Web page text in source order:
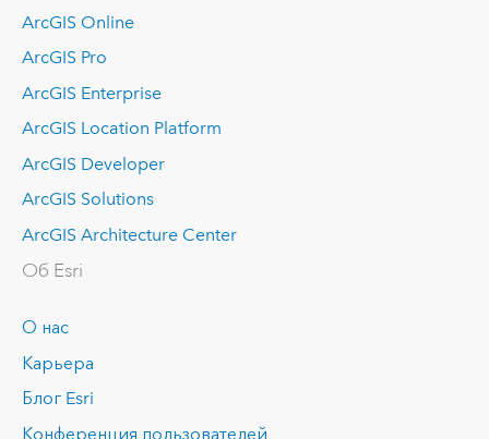
ArcGIS Online
ArcGIS Pro
ArcGIS Enterprise
ArcGIS Location Platform
ArcGIS Developer
ArcGIS Solutions
ArcGIS Architecture Center
Об Esri
О нас
Карьера
Блог Esri
Конференция пользователей